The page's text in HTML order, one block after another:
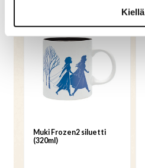
Kiellä
Muki Frozen2 siluetti
(320ml)